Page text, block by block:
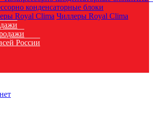
конденсаторные блоки
Чиллеры Royal Clima
России